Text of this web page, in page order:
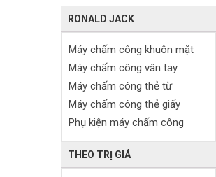
RONALD JACK
Máy chấm công khuôn mặt
Máy chấm công vân tay
Máy chấm công thẻ từ
Máy chấm công thẻ giấy
Phụ kiện máy chấm công
THEO TRỊ GIÁ